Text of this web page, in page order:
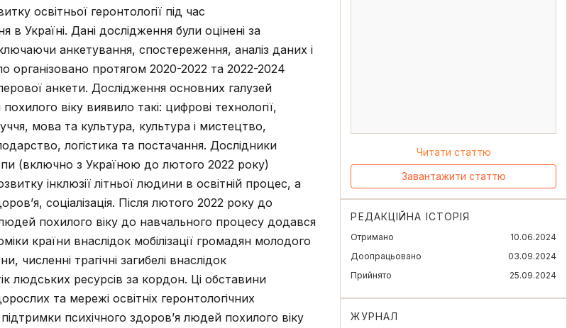
освітньої геронтології під час
Україні. Дані дослідження були оцінені за
анкетування, спостереження, аналіз даних і
організовано протягом 2020-2022 та 2022-2024
анкети. Дослідження основних галузей
віку виявило такі: цифрові технології,
мова та культура, культура і мистецтво,
логістика та постачання. Дослідники
(включно з Україною до лютого 2022 року)
інклюзії літньої людини в освітній процес, а
соціалізація. Після лютого 2022 року до
похилого віку до навчального процесу додався
країни внаслідок мобілізації громадян молодого
численні трагічні загибелі внаслідок
людських ресурсів за кордон. Ці обставини
та мережі освітніх геронтологічних
психічного здоров’я людей похилого віку
Читати статтю
Завантажити статтю
РЕДАКЦІЙНА ІСТОРІЯ
Отримано
10.06.2024
Доопрацьовано
03.09.2024
Прийнято
25.09.2024
ЖУРНАЛ